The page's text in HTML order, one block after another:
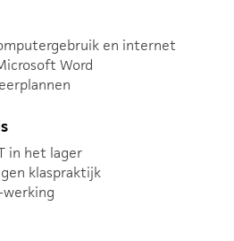
en internet
Word
in het lager
klaspraktijk
werking